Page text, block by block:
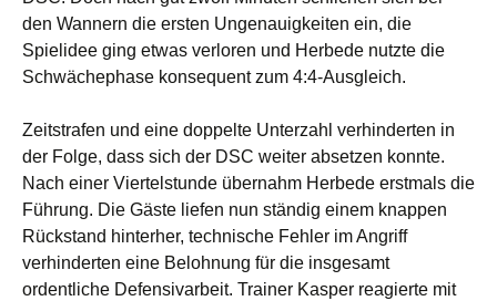
den Wannern die ersten Ungenauigkeiten ein, die
Spielidee ging etwas verloren und Herbede nutzte die
Schwächephase konsequent zum 4:4-Ausgleich.
Zeitstrafen und eine doppelte Unterzahl verhinderten in
der Folge, dass sich der DSC weiter absetzen konnte.
Nach einer Viertelstunde übernahm Herbede erstmals die
Führung. Die Gäste liefen nun ständig einem knappen
Rückstand hinterher, technische Fehler im Angriff
verhinderten eine Belohnung für die insgesamt
ordentliche Defensivarbeit. Trainer Kasper reagierte mit